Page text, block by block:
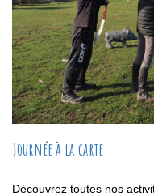
Journée à la carte
Découvrez toutes nos